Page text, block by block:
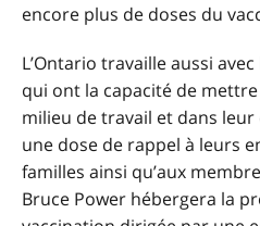
encore plus de doses du
L’Ontario travaille aussi
qui ont la capacité de
milieu de travail et dans
une dose de rappel à leurs
familles ainsi qu’aux
Bruce Power hébergera la